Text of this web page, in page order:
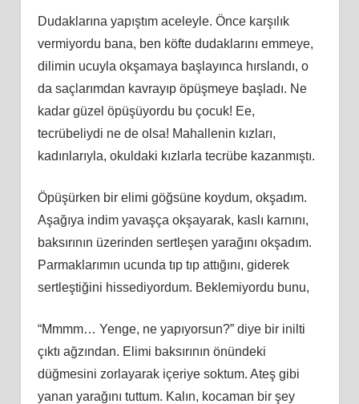
Dudaklarına yapıştım aceleyle. Önce karşılık
vermiyordu bana, ben köfte dudaklarını emmeye,
dilimin ucuyla okşamaya başlayınca hırslandı, o
da saçlarımdan kavrayıp öpüşmeye başladı. Ne
kadar güzel öpüşüyordu bu çocuk! Ee,
tecrübeliydi ne de olsa! Mahallenin kızları,
kadınlarıyla, okuldaki kızlarla tecrübe kazanmıştı.
Öpüşürken bir elimi göğsüne koydum, okşadım.
Aşağıya indim yavaşça okşayarak, kaslı karnını,
baksırının üzerinden sertleşen yarağını okşadım.
Parmaklarımın ucunda tıp tıp attığını, giderek
sertleştiğini hissediyordum. Beklemiyordu bunu,
“Mmmm… Yenge, ne yapıyorsun?” diye bir inilti
çıktı ağzından. Elimi baksırının önündeki
düğmesini zorlayarak içeriye soktum. Ateş gibi
yanan yarağını tuttum. Kalın, kocaman bir şey